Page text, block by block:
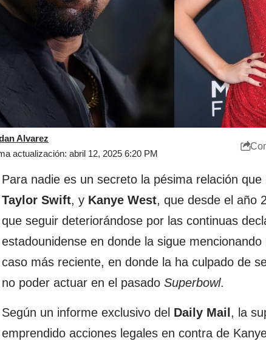
actualización: abril 12, 2025 6:20 PM
Alvarez
Para nadie es un secreto la pésima relación
Taylor Swift, y Kanye West, que desde el año
que seguir deteriorándose por las continuas
estadounidense en donde la sigue
caso más reciente, en donde la ha culpado de
no poder actuar en el pasado Superbowl.
Según un informe exclusivo del Daily Mail , la
emprendido acciones legales en contra de